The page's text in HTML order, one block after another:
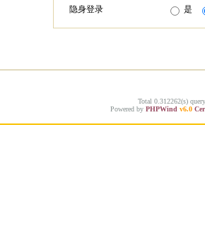
隐身登录 是
Total 0.312262(s)
Powered by PHPWind v6.0